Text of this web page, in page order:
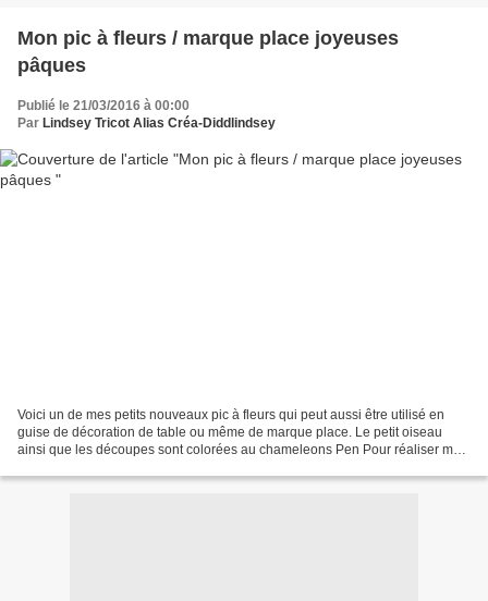
Mon pic à fleurs / marque place joyeuses
pâques
Publié le 21/03/2016 à 00:00
Par Lindsey Tricot Alias Créa-Diddlindsey
Voici un de mes petits nouveaux pic à fleurs qui peut aussi être utilisé en
guise de décoration de table ou même de marque place. Le petit oiseau
ainsi que les découpes sont colorées au chameleons Pen Pour réaliser mon